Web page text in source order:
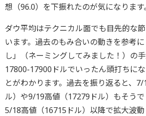
想（96.0）を下振れたのが気になります。
ダウ平均はテクニカル面でも目先的な
います。過去のもみ合いの動きを参考
し」（ネーミングしてみました！）の手
17800-17900ドルでいったん頭打ちに
とがわかります。過去を振り返ると、
ル）や9/19高値（17279ドル）もそうで
5/18高値（16715ドル）以降で拡大波